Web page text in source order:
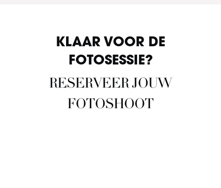
KLAAR VOOR DE
FOTOSESSIE?
RESERVEER JOUW
FOTOSHOOT